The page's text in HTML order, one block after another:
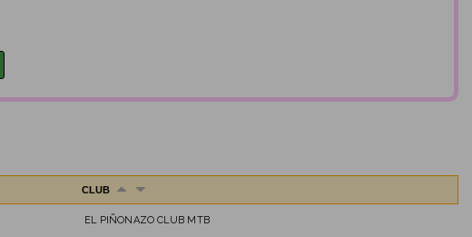
CLUB
EL PIÑONAZO CLUB MTB